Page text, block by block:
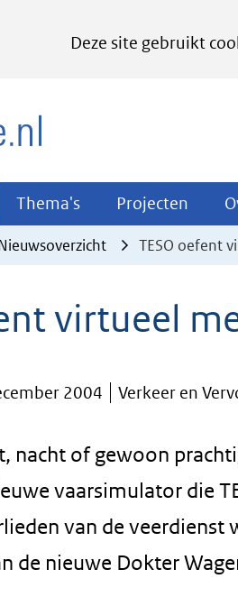
Deze site gebruikt
Thema's Thema's
Uitklappen
Projecten
TESO oefent
virtueel
2004 Verkeer en
nacht of gewoon
vaarsimulator die
van de
de nieuwe Dokter